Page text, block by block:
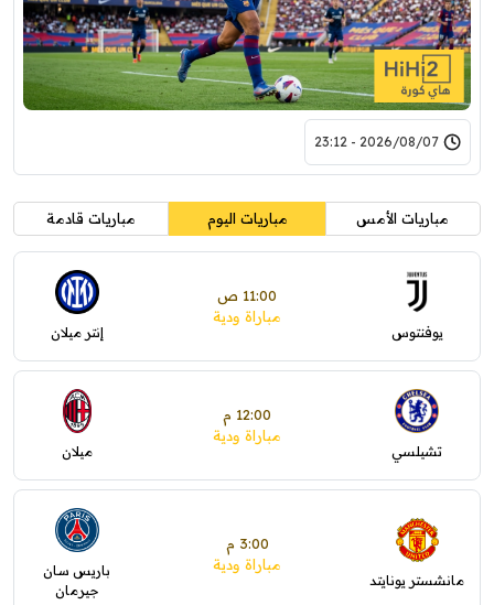
2026/08/07 - 23:12
مباريات الأمس مباريات اليوم مباريات قادمة
يوفنتوس
11:00 ص
مباراة ودية
إنتر ميلان
تشيلسي
12:00 م
مباراة ودية
ميلان
مانشستر يونايتد
3:00 م
مباراة ودية
باريس سان
جيرمان